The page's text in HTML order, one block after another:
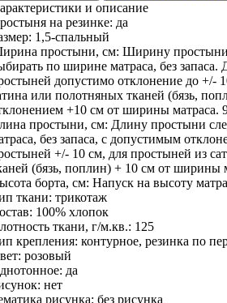
и описание
на резинке: да
1,5-спальный
простыни, см: Ширину простыни
по ширине матраса, без запаса.
допустимо отклонение до +/-
или полотняных тканей (бязь,
+10 см от ширины матраса.
простыни, см: Длину простыни
без запаса, с допустимым
+/- 10 см, для простыней из
(бязь, поплин) + 10 см от ширины
борта, см: Напуск на высоту
ткани: трикотаж
100% хлопок
ткани, г/м.кв.: 125
крепления: контурное, резинка по
розовый
да
нет
рисунка: без рисунка